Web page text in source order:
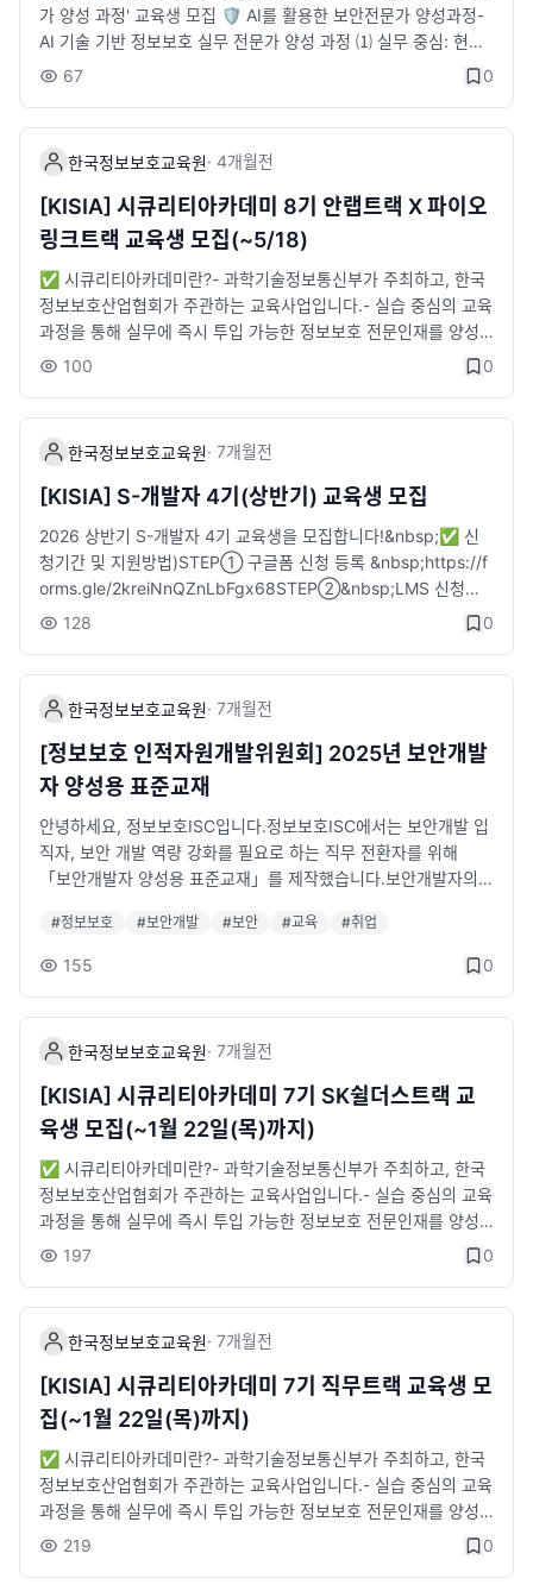
서류 합격자 대상 추후 개별 안내3) 대면면접 : 5월 28일(목)4) 합
격자 발표 : 개별 안내※ 세부 일정은 변동될 수 있습니다.​📜 신청
방법STEP 1) 구글폼 등록 신청- https://forms.gle/XZBCaLL9n
szKDjEf9STEP 2) LMS 통합 온라인 지원- https://kiceclass.ki
(총 9주)2) 실무 프로젝트 : 8월 3일(월) ~ 9월 16일(수) (총 7주)
3) 인턴 연계: 교육 수료 후 2개월※ 입학식: 6월 8일(월), 수료식:
9월 30일(수)​📆 교육장소- KISIA 한국정보보호교육원(송파구 소
재)​📆 교육시간- 10:00~17:00(주말 · 공휴일 제외)​🎁 교육혜택-
취업 연계 지원- 취업 컨설팅 제공- 전액 무료 교육- 교육수당 (1일
2만 5천원)- 자격증 취득비 지원(1인 10만원)- 전문 멘토링 및 프
로젝트 지원- 과기정통부 장관상 및 부상 수여- 전용 교육장 제공
및 노트북 대여​📞 문의처 : KISIA 한국정보보호교육원- 02-6748
카오 교육문의방: https://open.kakao.com/o/gdsJlg5f​✅ 한
국정보보호교육원 블로그- 링크 :https://blog.naver.com/kisiae
을 확인하실 수 있습니다.
가 양성 과정' 교육생 모집 🛡️ AI를 활용한 보안전문가 양성과정-
AI 기술 기반 정보보호 실무 전문가 양성 과정 ⑴ 실무 중심: 현직
자 교육 및 실전 프로젝트 수행 ⑵ 취업 지원: 이력서,자소서 첨삭
소자 20명✅모집절차- 신청서 접수: 6월 7일(일)까지- 레벨테스
트(온라인): 6월 10일(수)- 면접 전형(오프라인): 6월 16(화)- 최
종 합격: 6.17(수)📌교육기간- 6.29(월) ~ 11.23(월) (5개월)📌
교육과정- AI를 활용한 사이버보안 전문교육(3개월)- 사이버보안
직무별 실무 프로젝트(2개월)📌교육장소- 청년취업사관학교 용산
캠퍼스(서울 용산구 한강대로 98길 3. 6,7층)📌교육시간- 9:30
~ 17:30 (주말, 공휴일 제외)🎉교육혜택- 교육비 무료(예치금 20
만원, 수료 후 전액 반환)- 실무 프로젝트- 중식비 지원- 자격증 취
득비 지원- 도서구입비 지원- 온라인 강의비 지원💡신청방법- 청
년취업사관학교(SeSAC) 홈페이지를 통한 신청📞 문의처- msol
전문가 양성 과정 문의처'
67 0
한국정보보호교육원· 4개월전
[KISIA] 시큐리티아카데미 8기 안랩트랙 X 파이오
링크트랙 교육생 모집(~5/18)
✅ 시큐리티아카데미란?- 과학기술정보통신부가 주최하고, 한국
정보보호산업협회가 주관하는 교육사업입니다.- 실습 중심의 교육
과정을 통해 실무에 즉시 투입 가능한 정보보호 전문인재를 양성
하는 채용연계형 교육과정입니다.✅ 기업형 과정이란?- 다수의
투어 및 현직자와의 네트워킹 기회 제공🛡️ 안랩 트랙 소개- 안랩
트랙의 채용직무인 '기술지원, CERT'에 특화된 커리큘럼- 교육과
정 수료 후 ' 안랩' 기술지원, CERT 직무로 인턴 연계 지원🛡️ 파이
오링크 트랙 소개- 파이오링크 트랙의 채용직무인 '정보보호컨설
팅, 보안관제'에 특화된 커리큘럼- 교육과정 수료 후 ' 파이오링크'
정보보호컨설팅, 보안관제 직무로 인턴 연계 지원⭐ 모집대상- 4
년제 이상 IT 유관학과 졸업(예정)자 트랙별 20명⭐ 우대조건- '2
6년 8월 기준 4년제 졸업자 또는 졸업예정자- 정보보호 관련 기술
회- 2026년 5월 12일(화) 오후 2시※ 상기 일정은 변동될 수 있으
며, 구글폼 신청자 대상 상세 안내 문자 발송 예정입니다.📜 선발
절차1) 접수마감 : 5월 18일(월) 오전 10시까지2) 대면면접 : 5월
27일(수) ~ 5월 28일(목)3) 합격자 발표 : 개별 안내※ 세부 일정
은 변동될 수 있으며, 서류 합격자 대상 추후 개별 안내 예정입니
다.📜 신청방법STEP 1) 구글폼 등록 신청- https://forms.gle/X
ZBCaLL9nszKDjEf9STEP 2) LMS 통합 온라인 지원- https://k
iceclass.kisia.or.kr/📆 교육일정1) 직무교육 : 6월 8일(월) ~ 8
월 6일(목) (총 9주)2) 실무 프로젝트 : 8월 3일(월) ~ 9월 16일
(월), 수료식: 9월 30일(수)📆 교육장소- KISIA 한국정보보호교
육원(송파구 소재)📆 교육시간- 10:00~17:00(주말 · 공휴일 제
전문 멘토링 및 프로젝트 지원- 과기정통부 장관상 및 부상 수여-
전용 교육장 제공 및 노트북 대여📞 문의처 : KISIA 한국정보보호
교육원- 02-6748-2019 / securityacademy@kisia.or.kr- 시큐
리티아카데미 카카오 교육문의방: https://open.kakao.com/o/g
dsJlg5f✅ 한국정보보호교육원 블로그- 링크 :https://blog.nav
er.com/kisiaedu※ 시큐리티아카데미 페이지에서 해당 교육에 관
한 자세한 내용을 확인하실 수 있습니다.
100 0
한국정보보호교육원· 7개월전
[KISIA] S-개발자 4기(상반기) 교육생 모집
2026 상반기 S-개발자 4기 교육생을 모집합니다!&nbsp;✅ 신
청기간 및 지원방법)STEP① 구글폼 신청 등록 &nbsp;https://f
orms.gle/2kreiNnQZnLbFgx68STEP②&nbsp;LMS 신청서
제출&nbsp;→ ~2.23(월), 오전 11시까지 신청서 제출✅ 신청대
시작 &nbsp;&nbsp; - 보안전문화 집체 교육 6주 진행 (평일 10:
00~ 17:00, 공휴일 제외)&nbsp; - 팀 프로젝트 12주 진행 (멘토
링 + 팀 회의 + 주간 보고)✏️ 교육장소)&nbsp; KISIA 한국정보
보호교육원(송파구 문정동)⭐ 선발절차)&nbsp;*일정은 변경될
수 있습니다&nbsp; - 서류마감 : ~ 2.23(월), &nbsp;오전 11시&
nbsp; - 대면면접 : 3.4(수)&nbsp; - 합격자 발표 : 3.5(목)🎁 교
육혜택)&nbsp; - 전액 무료 교육 및 과정 중 최대 80만원 교육지
원금 지급(출석일수에 따라 차등 지급)&nbsp; - 우수 수료생 및
전용 교육장 제공, 노트북 대여, 테스트베드 및 개발 인프라 지원&
nbsp; - 정보보호 현직 전문가 멘토링과 함께하는 프로젝트 수행
&nbsp; - 프로젝트 저작권 등록 및 특허출원 지원 기회 제공📞 문
(T) 02-6418-5672(5670)
128 0
한국정보보호교육원· 7개월전
[정보보호 인적자원개발위원회] 2025년 보안개발
자 양성용 표준교재
안녕하세요, 정보보호ISC입니다.정보보호ISC에서는 보안개발 입
직자, 보안 개발 역량 강화를 필요로 하는 직무 전환자를 위해
「보안개발자 양성용 표준교재」를 제작했습니다.보안개발자의
제풀이 등을 담았으니 많은 관심 부탁드립니다.해당 교재의 활용
도 조사도 진행하고 있으니, 교재의 완성도 제고를 위해 많은 참여
성용 표준교재 활용도 조사https://forms.gle/RoMgZVbMBrnb
z65BA
#정보보호 #보안개발 #보안 #교육 #취업
155 0
한국정보보호교육원· 7개월전
[KISIA] 시큐리티아카데미 7기 SK쉴더스트랙 교
육생 모집(~1월 22일(목)까지)
✅ 시큐리티아카데미란?- 과학기술정보통신부가 주최하고, 한국
정보보호산업협회가 주관하는 교육사업입니다.- 실습 중심의 교육
과정을 통해 실무에 즉시 투입 가능한 정보보호 전문인재를 양성
하는 채용연계형 교육과정입니다.✅ 기업형 과정이란?- 다수의
투어 및 현직자와의 네트워킹 기회 제공🛡️ SK쉴더스트랙 소개- S
K쉴더스트랙의 채용직무인 '보안관제'에 특화된 커리큘럼- 교육과
정 수료 후 ' SK쉴더스' 보안관제 직무로 인턴 연계 지원⭐ 모집대
상- SK쉴더스 '보안관제' 직무로 취업을 희망하는 대학 졸업(예정)
자⭐ 우대조건- '26년 8월 기준 4년제 졸업자 또는 졸업예정자-
교육 종료 후 취업 연계 가능자- 정보보호 관련 기술 및 자격증 보
유자📢 온라인 설명회- 2026년 1월 14일(수)※ 상기 일정은 변동
될 수 있으며, 구글폼 신청자 대상 상세 안내 문자 발송 예정입니
다.📜 선발절차1) 접수마감 : 1월 22일(목) 오전 10시까지2) 온라
인 인성검사(SKST) : 개별 안내3) 대면면접 : 2월 3일(화)4) 합격
197 0
한국정보보호교육원· 7개월전
[KISIA] 시큐리티아카데미 7기 직무트랙 교육생 모
집(~1월 22일(목)까지)
✅ 시큐리티아카데미란?- 과학기술정보통신부가 주최하고, 한국
정보보호산업협회가 주관하는 교육사업입니다.- 실습 중심의 교육
과정을 통해 실무에 즉시 투입 가능한 정보보호 전문인재를 양성
하는 채용연계형 교육과정입니다.✅ 직무형 과정이란?- 다수 기
219 0